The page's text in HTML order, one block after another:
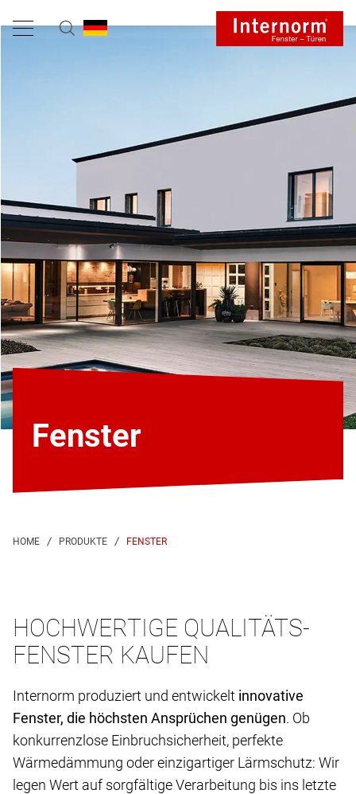
Fenster
FENSTER
HOCHWERTIGE QUALITÄTS-
FENSTER KAUFEN
Internorm produziert und entwickelt innovative
Fenster, die höchsten Ansprüchen genügen. Ob
konkurrenzlose Einbruchsicherheit, perfekte
Wärmedämmung oder einzigartiger Lärmschutz: Wir
legen Wert auf sorgfältige Verarbeitung bis ins letzte